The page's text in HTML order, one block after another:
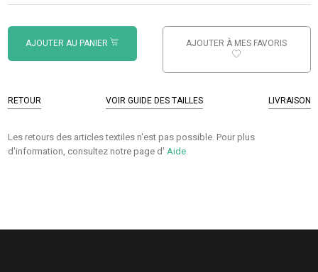
AJOUTER AU PANIER AJOUTER À MES FAVORIS
RETOUR VOIR GUIDE DES TAILLES LIVRAISON
Les retours des articles textiles n'est pas possible. Pour plus
d'information, consultez notre page d' Aide.